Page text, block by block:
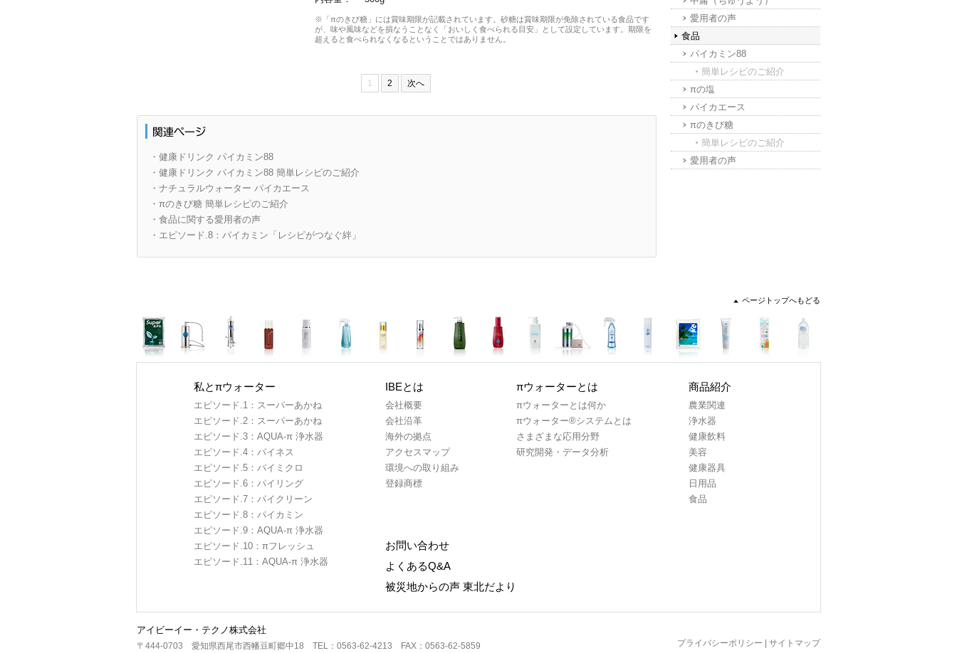
※「πのきび糖」には賞味期限が記載されています。砂糖は賞味期限が免除されている食品です
が、味や風味などを損なうことなく「おいしく食べられる目安」として設定しています。期限を
超えると食べられなくなるということではありません。
1 2 次へ
・健康ドリンク パイカミン88
・健康ドリンク パイカミン88 簡単レシピのご紹介
・ナチュラルウォーター パイカエース
・πのきび糖 簡単レシピのご紹介
・食品に関する愛用者の声
・エピソード.8：パイカミン「レシピがつなぐ絆」
愛用者の声
食品
パイカミン88
簡単レシピのご紹介
πの塩
パイカエース
πのきび糖
簡単レシピのご紹介
愛用者の声
ページトップへもどる
私とπウォーター
エピソード.1：スーパーあかね
エピソード.2：スーパーあかね
エピソード.3：AQUA-π 浄水器
エピソード.4：パイネス
エピソード.5：パイミクロ
エピソード.6：パイリング
エピソード.7：パイクリーン
エピソード.8：パイカミン
エピソード.9：AQUA-π 浄水器
エピソード.10：πフレッシュ
エピソード.11：AQUA-π 浄水器
IBEとは
会社概要
会社沿革
海外の拠点
アクセスマップ
環境への取り組み
登録商標
πウォーターとは
πウォーターとは何か
πウォーター®システムとは
さまざまな応用分野
研究開発・データ分析
商品紹介
農業関連
浄水器
健康飲料
美容
健康器具
日用品
食品
お問い合わせ
よくあるQ&A
被災地からの声 東北だより
アイビーイー・テクノ株式会社
〒444-0703 愛知県西尾市西幡豆町郷中18 TEL：0563-62-4213 FAX：0563-62-5859 プライバシーポリシー サイトマップ